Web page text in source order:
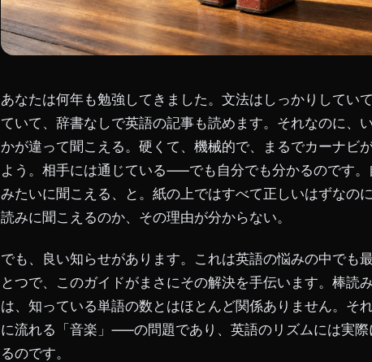
あなたは何年も勉強してきました。文法はしっかりしてい
ていて、辞書なしで英語の記事も読めます。それなのに、
かが違って聞こえる。硬くて、機械的で、まるでカーナビ
よう。相手には通じている——でも自分でも分かるのです。
みたいに聞こえる、と。紙の上ではすべて正しいはずなの
読みに聞こえるのか、その理由が分からない。
でも、良い知らせがあります。これは英語の悩みの中でも
とつで、このガイドがまさにその解決を手伝います。棒読
は、知っている単語の数とはほとんど関係ありません。そ
に流れる「音楽」——の問題であり、英語のリズムには実
るのです。